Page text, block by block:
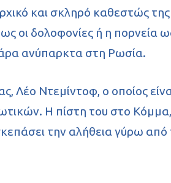
και σκληρό καθεστώς
οι δολοφονίες ή η πορνεία
ανύπαρκτα στη Ρωσία.
Λέο Ντεμίντοφ, ο οποίος
Η πίστη του στο
την αλήθεια γύρω